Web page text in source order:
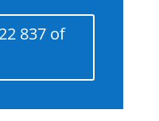
837 of